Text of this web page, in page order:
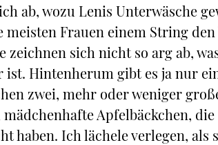
ab, wozu Lenis Unterwäsche
meisten Frauen einem String
zeichnen sich nicht so arg ab,
ist. Hintenherum gibt es ja nur
zwei, mehr oder weniger
Apfelbäckchen,
haben. Ich lächele verlegen, als